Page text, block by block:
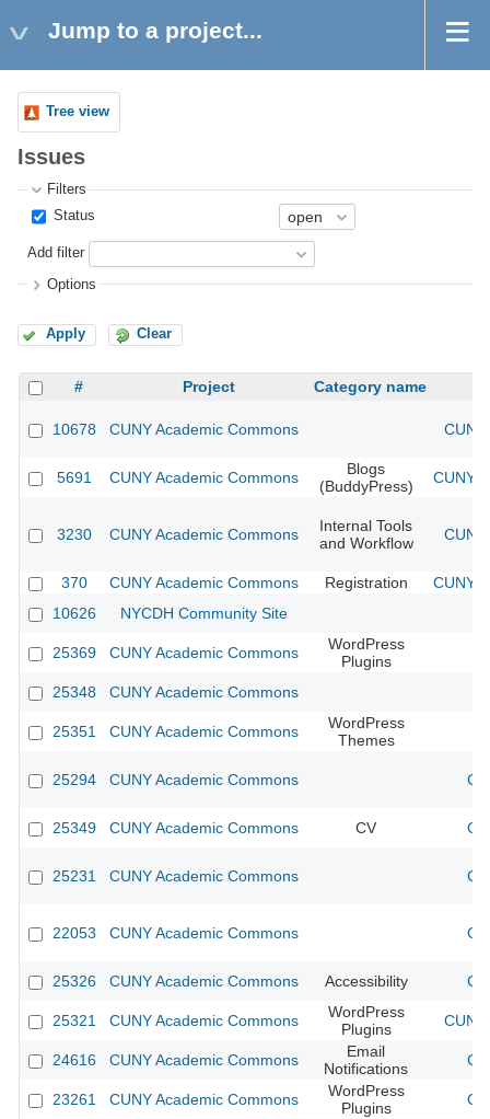
Jump to a project...
Tree view
Issues
Filters
Status
Add filter
Options
Apply Clear
# Project Category name
10678 CUNY Academic Commons
5691 CUNY Academic Commons
Blogs
(BuddyPress)
CUNY
3230 CUNY Academic Commons
Internal Tools
and Workflow
370 CUNY Academic Commons Registration
CUNY
10626
NYCDH Community Site
25369 CUNY Academic Commons
WordPress
Plugins
25348
CUNY Academic Commons
25351 CUNY Academic Commons
WordPress
Themes
25294 CUNY Academic Commons
25349 CUNY Academic Commons CV
25231 CUNY Academic Commons
22053 CUNY Academic Commons
25326 CUNY Academic Commons Accessibility
25321 CUNY Academic Commons
WordPress
Plugins
24616 CUNY Academic Commons
Email
Notifications
23261 CUNY Academic Commons
WordPress
Plugins